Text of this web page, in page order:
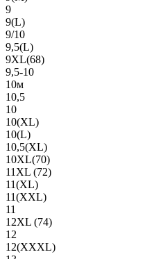
9
9(L)
9/10
9,5(L)
9XL(68)
9,5-10
10м
10,5
10
10(XL)
10(L)
10,5(XL)
10XL(70)
11XL (72)
11(XL)
11(XXL)
11
12XL (74)
12
12(ХХХL)